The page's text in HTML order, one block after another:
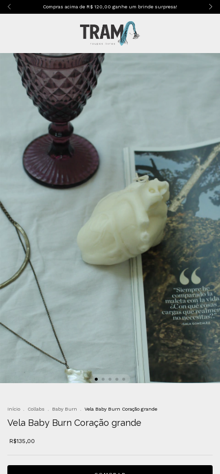
Compras acima de R$ 120,00 ganhe um brinde surpresa!
Início Collabs Baby Burn Vela Baby Burn Coração grande
Vela Baby Burn Coração grande
R$135,00